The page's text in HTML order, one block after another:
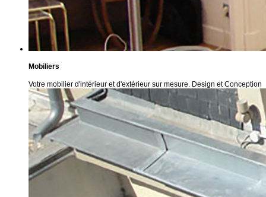
Mobiliers
Votre mobilier d'intérieur et d'extérieur sur mesure. Design et Conception